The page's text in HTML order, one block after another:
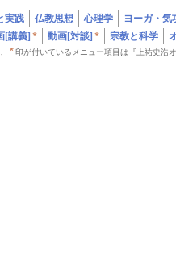
実践 仏教思想 心理学
ヨーガ・気
[講義] * 動画[対談] * 宗教と科学
* 印が付いているメニュー項目は『上祐史浩